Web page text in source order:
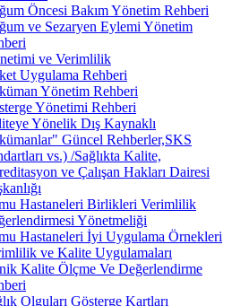
Öncesi Bakım Yönetim Rehberi
ve Sezaryen Eylemi Yönetim
ve Verimlilik
Uygulama Rehberi
Yönetim Rehberi
Yönetimi Rehberi
Yönelik Dış Kaynaklı
Güncel Rehberler,SKS
vs.) /Sağlıkta Kalite,
ve Çalışan Hakları Dairesi
Hastaneleri Birlikleri Verimlilik
Yönetmeliği
Hastaneleri İyi Uygulama Örnekleri
ve Kalite Uygulamaları
Kalite Ölçme Ve Değerlendirme
Olguları Gösterge Kartları